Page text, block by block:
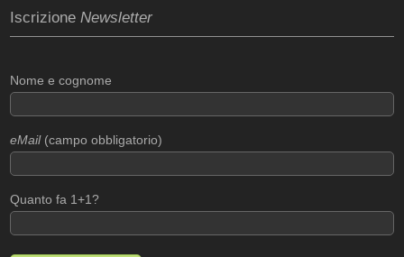
IscrizioneNewsletter
Nome e cognome
eMail(campo obbligatorio)
Quanto fa 1+1?